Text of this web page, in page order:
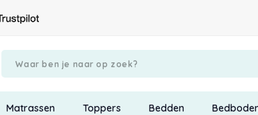
Matrassen Toppers Bedden